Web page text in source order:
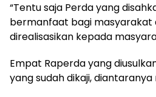
“Tentu saja Perda yang
bermanfaat bagi masyarakat
direalisasikan kepada
Empat Raperda yang
yang sudah dikaji,